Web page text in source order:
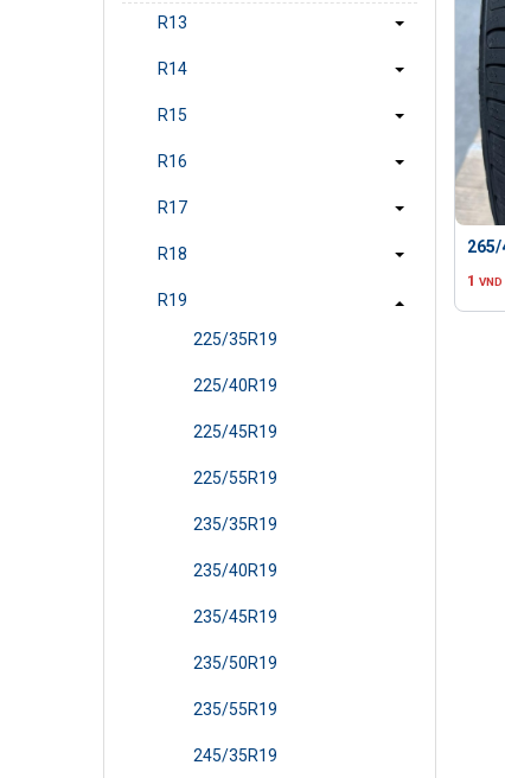
R13
R14
R15
R16
R17
R18
R19
225/35R19
225/40R19
225/45R19
225/55R19
235/35R19
235/40R19
235/45R19
235/50R19
235/55R19
245/35R19
1 VND